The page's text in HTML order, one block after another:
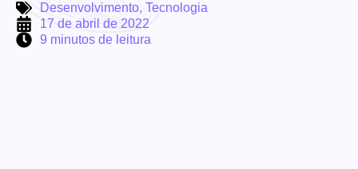
Desenvolvimento, Tecnologia
17 de abril de 2022
9 minutos de leitura